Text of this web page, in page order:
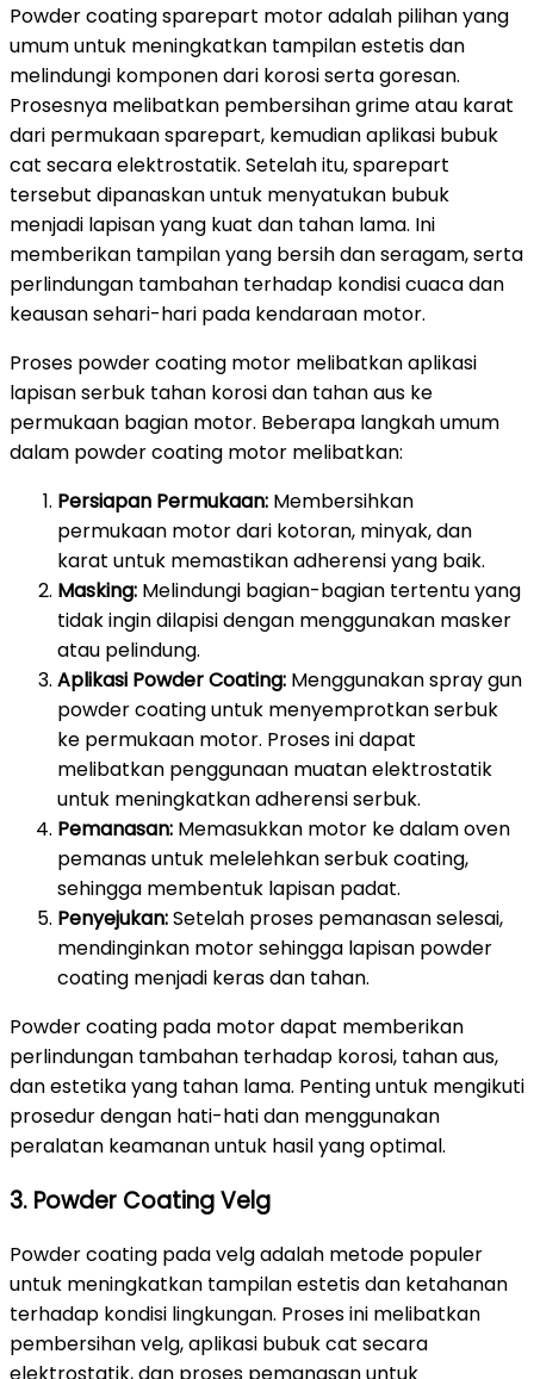
Powder coating sparepart motor adalah pilihan yang
umum untuk meningkatkan tampilan estetis dan
melindungi komponen dari korosi serta goresan.
Prosesnya melibatkan pembersihan grime atau karat
dari permukaan sparepart, kemudian aplikasi bubuk
cat secara elektrostatik. Setelah itu, sparepart
tersebut dipanaskan untuk menyatukan bubuk
menjadi lapisan yang kuat dan tahan lama. Ini
memberikan tampilan yang bersih dan seragam, serta
perlindungan tambahan terhadap kondisi cuaca dan
keausan sehari-hari pada kendaraan motor.
Proses powder coating motor melibatkan aplikasi
lapisan serbuk tahan korosi dan tahan aus ke
permukaan bagian motor. Beberapa langkah umum
dalam powder coating motor melibatkan:
Persiapan Permukaan: Membersihkan
permukaan motor dari kotoran, minyak, dan
karat untuk memastikan adherensi yang baik.
Masking: Melindungi bagian-bagian tertentu yang
tidak ingin dilapisi dengan menggunakan masker
atau pelindung.
Aplikasi Powder Coating: Menggunakan spray gun
powder coating untuk menyemprotkan serbuk
ke permukaan motor. Proses ini dapat
melibatkan penggunaan muatan elektrostatik
untuk meningkatkan adherensi serbuk.
Pemanasan: Memasukkan motor ke dalam oven
pemanas untuk melelehkan serbuk coating,
sehingga membentuk lapisan padat.
Penyejukan:Setelah proses pemanasan selesai,
mendinginkan motor sehingga lapisan powder
coating menjadi keras dan tahan.
Powder coating pada motor dapat memberikan
perlindungan tambahan terhadap korosi, tahan aus,
dan estetika yang tahan lama. Penting untuk mengikuti
prosedur dengan hati-hati dan menggunakan
peralatan keamanan untuk hasil yang optimal.
3. Powder Coating Velg
Powder coating pada velg adalah metode populer
untuk meningkatkan tampilan estetis dan ketahanan
terhadap kondisi lingkungan. Proses ini melibatkan
pembersihan velg, aplikasi bubuk cat secara